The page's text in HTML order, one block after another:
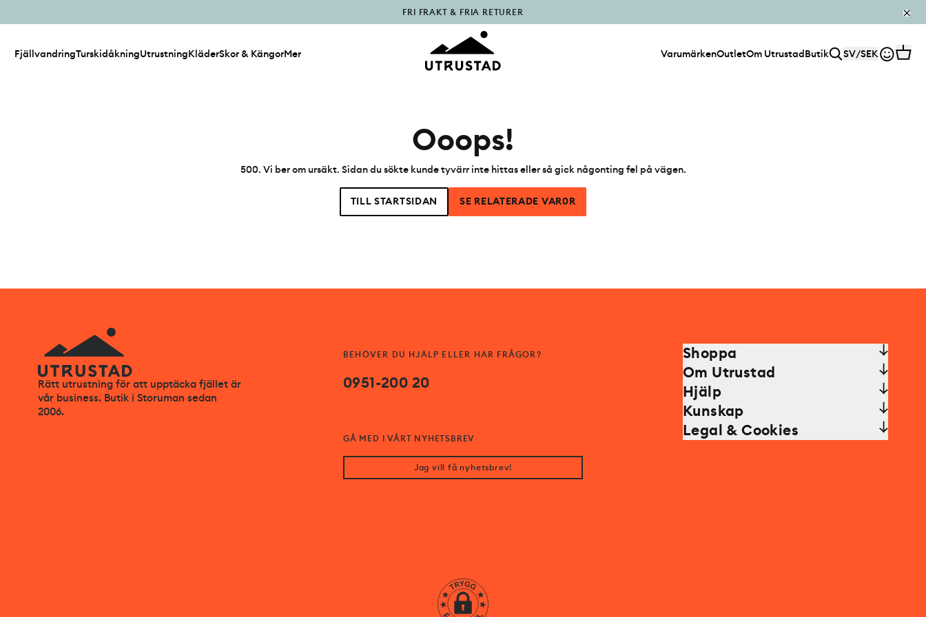
FRI FRAKT & FRIA RETURER
PÅFYLLT I OUTLET
FjällvandringTurskidåkningUtrustningKläderSkor & KängorMer VarumärkenOutletOm UtrustadButik SV/SEK
Ooops!
500. Vi ber om ursäkt. Sidan du sökte kunde tyvärr inte hittas eller så gick någonting fel på vägen.
TILL STARTSIDAN SE RELATERADE VAR0R
Rätt utrustning för att upptäcka fjället är
vår business. Butik i Storuman sedan
2006.
BEHÖVER DU HJÄLP ELLER HAR FRÅGOR?
0951-200 20
GÅ MED I VÅRT NYHETSBREV
Jag vill få nyhetsbrev!
Shoppa
Om Utrustad
Hjälp
Kunskap
Legal & Cookies